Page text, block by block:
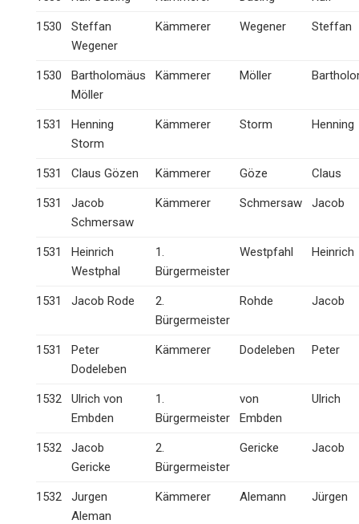
1530
Steffan
Wegener
Kämmerer Wegener Steffan
1530
Bartholomäus
Möller
Kämmerer Möller
1531
Henning
Storm
Kämmerer Storm Henning
1531 Claus Gözen Kämmerer Göze Claus
1531
Jacob
Schmersaw
Kämmerer Schmersaw Jacob
1531
Heinrich
Westphal
1.
Bürgermeister
Westpfahl Heinrich
1531 Jacob Rode
2.
Bürgermeister
Rohde Jacob
1531
Peter
Dodeleben
Kämmerer Dodeleben Peter
1532
Ulrich von
Embden
1.
Bürgermeister
von
Embden
Ulrich
1532
Jacob
Gericke
2.
Bürgermeister
Gericke Jacob
1532
Jurgen
Aleman
Kämmerer Alemann Jürgen